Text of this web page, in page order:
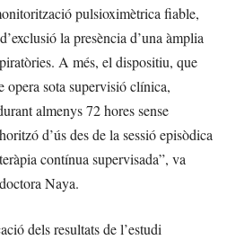
pulsioximètrica fiable,
la presència d’una àmplia
A més, el dispositiu, que
opera sota supervisió clínica,
almenys 72 hores sense
d’ús des de la sessió episòdica
contínua supervisada”, va
Naya.
dels resultats de l’estudi